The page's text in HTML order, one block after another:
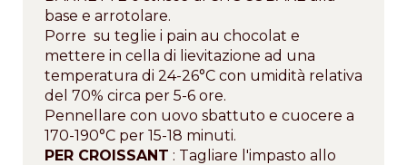
base e arrotolare.
Porre su teglie i pain au chocolat e
mettere in cella di lievitazione ad una
temperatura di 24-26°C con umidità relativa
del 70% circa per 5-6 ore.
Pennellare con uovo sbattuto e cuocere a
170-190°C per 15-18 minuti.
PER CROISSANT : Tagliare l'impasto allo